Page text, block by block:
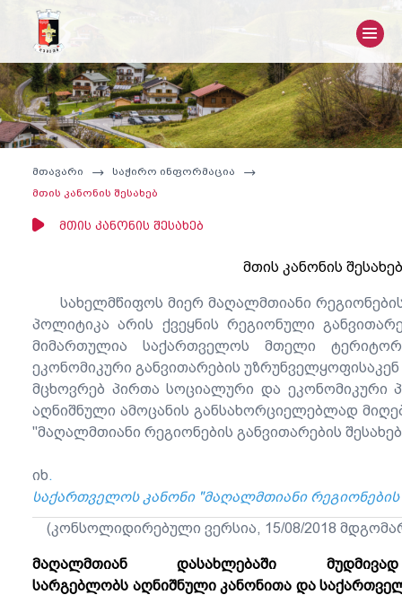
მთავარი
საჭირო ინფორმაცია
მთის კანონის შესახებ
მთის კანონის შესახებ
მთის კანონის შესახებ
სახელმწიფოს მიერ მაღალმთიანი
პოლიტიკა არის ქვეყნის რეგიონული
მიმართულია საქართველოს მთელი
ეკონომიკური განვითარების
მცხოვრებ პირთა სოციალური და ეკონომიკური
აღნიშნული ამოცანის განსახორციელებლად
"მაღალმთიანი რეგიონების განვითარების
იხ.
საქართველოს კანონი "მაღალმთიანი რეგიონების
(კონსოლიდირებული ვერსია, 15/08/2018
მაღალმთიან დასახლებაში
მუდმივად
სარგებლობს აღნიშნული კანონითა და